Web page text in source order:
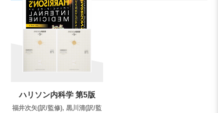
ハリソン内科学 第5版
福井次矢(訳/監修), 黒川清(訳/監